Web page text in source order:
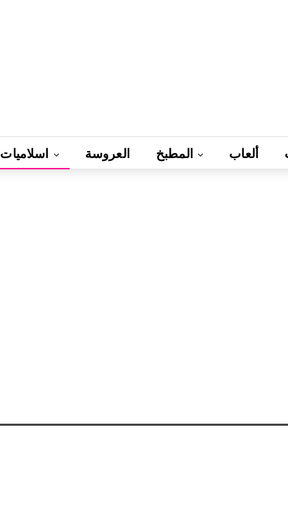
اسلاميات العروسة المطبخ ألعاب